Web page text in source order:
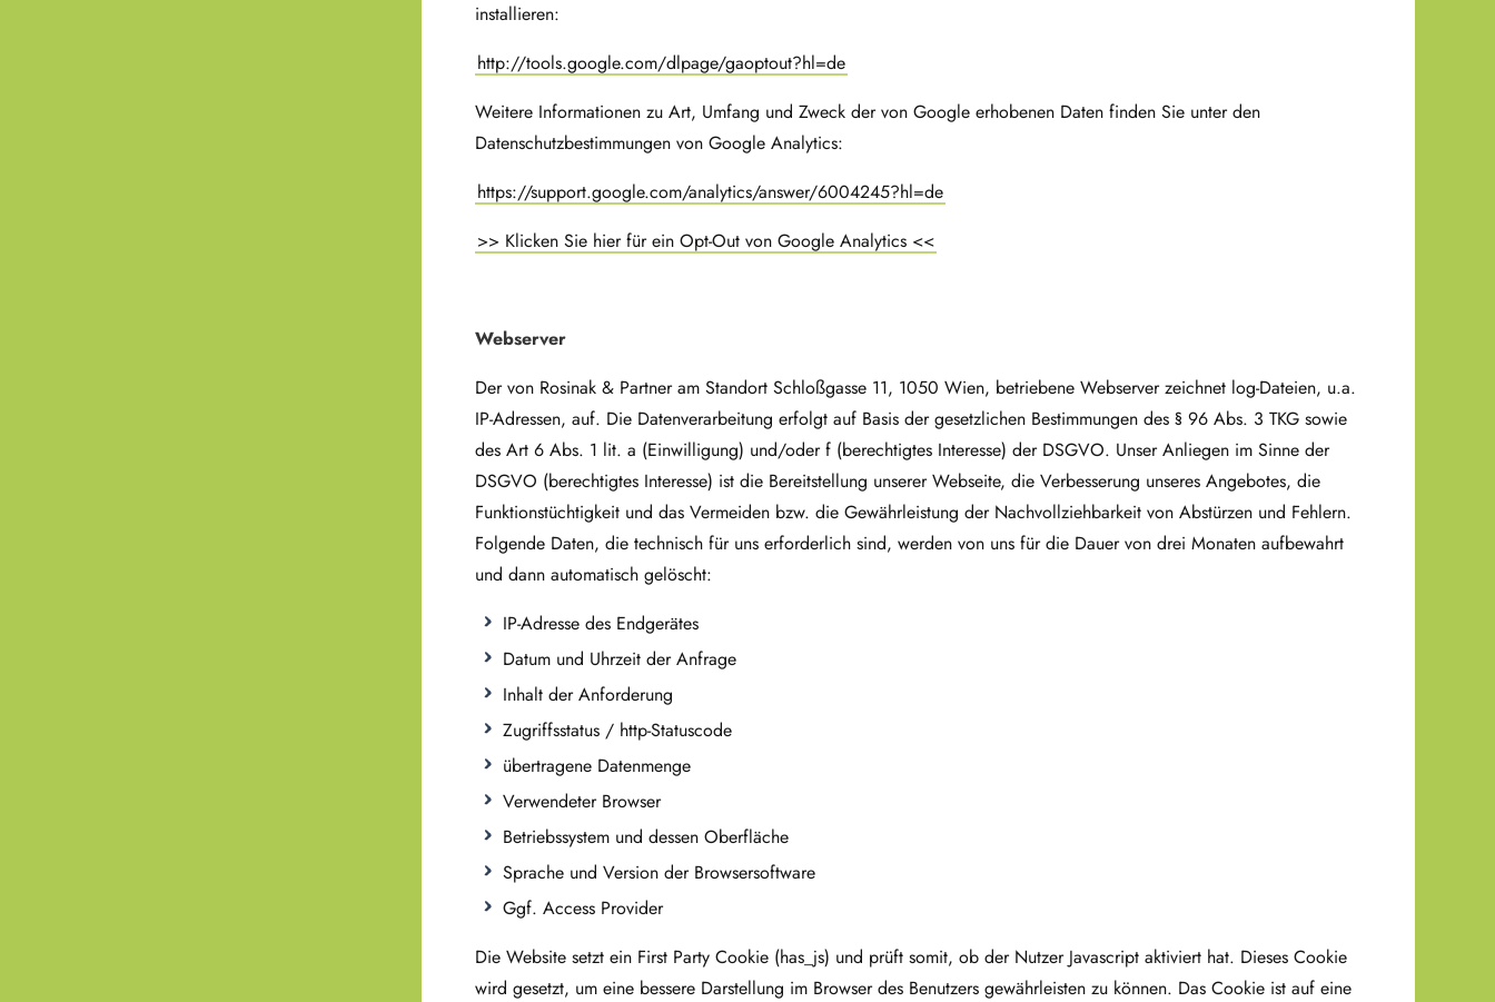
installieren:
http://tools.google.com/dlpage/gaoptout?hl=de
Weitere Informationen zu Art, Umfang und Zweck der von Google erhobenen Daten finden Sie unter den
Datenschutzbestimmungen von Google Analytics:
https://support.google.com/analytics/answer/6004245?hl=de
>> Klicken Sie hier für ein Opt-Out von Google Analytics <<
Webserver
Der von Rosinak & Partner am Standort Schloßgasse 11, 1050 Wien, betriebene Webserver zeichnet log-Dateien, u.a.
IP-Adressen, auf. Die Datenverarbeitung erfolgt auf Basis der gesetzlichen Bestimmungen des § 96 Abs. 3 TKG sowie
des Art 6 Abs. 1 lit. a (Einwilligung) und/oder f (berechtigtes Interesse) der DSGVO. Unser Anliegen im Sinne der
DSGVO (berechtigtes Interesse) ist die Bereitstellung unserer Webseite, die Verbesserung unseres Angebotes, die
Funktionstüchtigkeit und das Vermeiden bzw. die Gewährleistung der Nachvollziehbarkeit von Abstürzen und Fehlern.
Folgende Daten, die technisch für uns erforderlich sind, werden von uns für die Dauer von drei Monaten aufbewahrt
und dann automatisch gelöscht:
IP-Adresse des Endgerätes
Datum und Uhrzeit der Anfrage
Inhalt der Anforderung
Zugriffsstatus / http-Statuscode
übertragene Datenmenge
Verwendeter Browser
Betriebssystem und dessen Oberfläche
Sprache und Version der Browsersoftware
Ggf. Access Provider
Die Website setzt ein First Party Cookie (has_js) und prüft somit, ob der Nutzer Javascript aktiviert hat. Dieses Cookie
wird gesetzt, um eine bessere Darstellung im Browser des Benutzers gewährleisten zu können. Das Cookie ist auf eine